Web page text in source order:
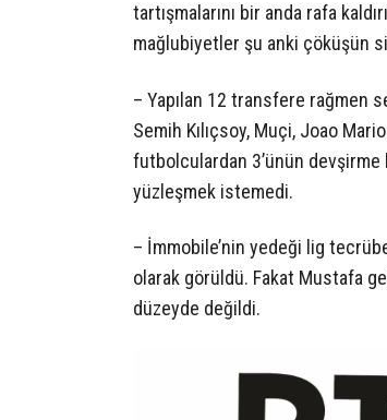
tartışmalarını bir anda rafa
mağlubiyetler şu anki çöküşün
– Yapılan 12 transfere rağmen
Semih Kılıçsoy, Muçi, Joao
futbolculardan 3’ünün
yüzleşmek istemedi.
– İmmobile’nin yedeği lig
olarak görüldü. Fakat Mustafa
düzeyde değildi.